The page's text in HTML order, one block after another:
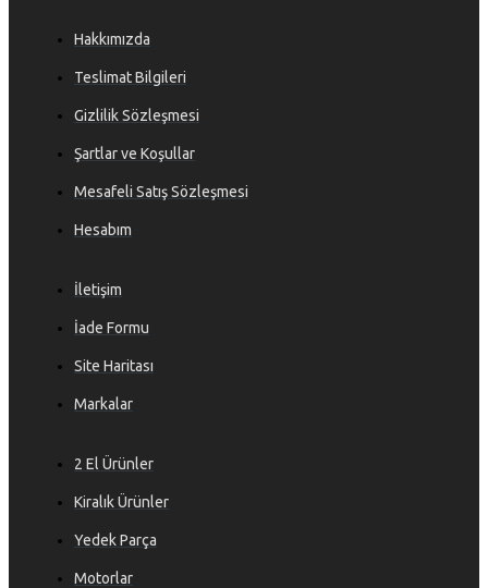
Hakkımızda
Teslimat Bilgileri
Gizlilik Sözleşmesi
Şartlar ve Koşullar
Mesafeli Satış Sözleşmesi
Hesabım
İletişim
İade Formu
Site Haritası
Markalar
2 El Ürünler
Kiralık Ürünler
Yedek Parça
Motorlar